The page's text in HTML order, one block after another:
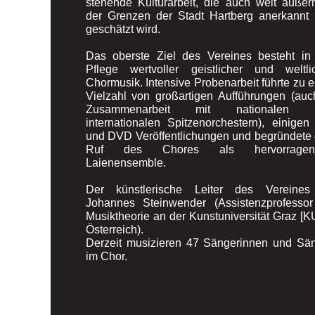
stehende Kulturarbeit, die auch weit
der Grenzen der Stadt Hartberg anerkannt
geschätzt wird.
Das oberste Ziel des Vereines besteht in
Pflege wertvoller geistlicher und
Chormusik. Intensive Probenarbeit führte zu
Vielzahl von großartigen Aufführungen
Zusammenarbeit mit nationalen
internationalen Spitzenorchestern), einigen
und DVD Veröffentlichungen und begründete
Ruf des Chores als
Laienensemble.
Der künstlerische Leiter des
Johannes Steinwender
Musiktheorie an der Kunstuniversität Graz
Österreich).
Derzeit musizieren 47 Sängerinnen und
im Chor.